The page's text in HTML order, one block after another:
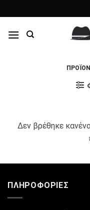
to
content
Δεν βρέθηκε
ΠΛΗΡΟΦΟΡΊΕΣ